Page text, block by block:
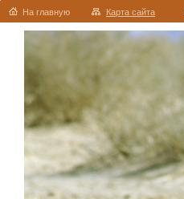
На главную Карта сайта